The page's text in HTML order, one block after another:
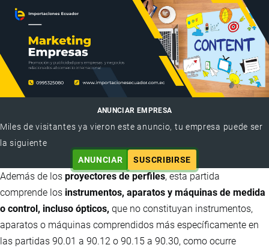
ANUNCIAR EMPRESA
Miles de visitantes ya vieron este anuncio, tu empresa puede ser
la siguiente
ANUNCIAR
SUSCRIBIRSE
Además de los proyectores de perfiles, esta partida
comprende los instrumentos, aparatos y máquinas de medida
o control, incluso ópticos, que no constituyan instrumentos,
aparatos o máquinas comprendidos más específicamente en
las partidas 90.01 a 90.12 o 90.15 a 90.30, como ocurre